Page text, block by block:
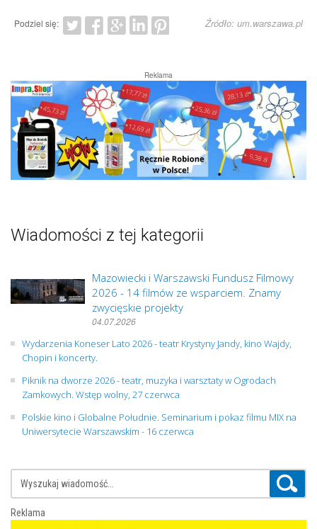
Podziel się: Źródło: um.warszawa.pl
Reklama
Wiadomości z tej kategorii
Mazowiecki i Warszawski Fundusz Filmowy
2026 - 14 filmów ze wsparciem. Znamy
zwycięskie projekty
04.07.2026
Wydarzenia Koneser Lato 2026 - teatr Krystyny Jandy, kino Wajdy,
Chopin i koncerty.
Piknik na dworze 2026 - teatr, muzyka i warsztaty w Ogrodach
Zamkowych. Wstęp wolny, 27 czerwca
Polskie kino i Globalne Południe. Seminarium i pokaz filmu MIX na
Uniwersytecie Warszawskim - 16 czerwca
Reklama